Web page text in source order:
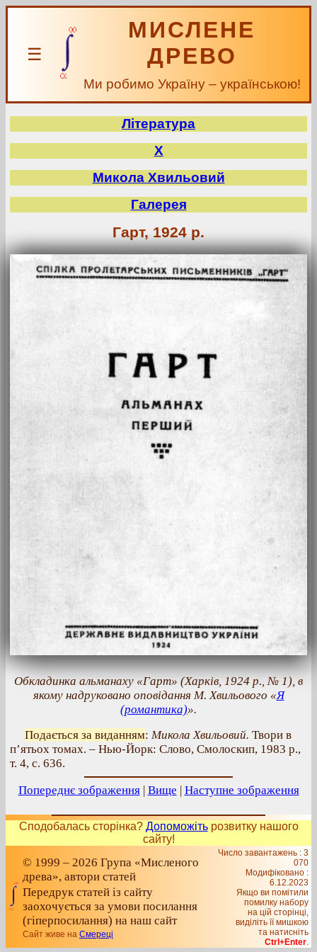
☰
МИСЛЕНЕ
ДРЕВО
Ми робимо Україну – українською!
Література
Х
Микола Хвильовий
Галерея
Гарт, 1924 р.
Обкладинка альманаху «Гарт» (Харків, 1924 р., № 1), в
якому надруковано оповідання М. Хвильового «Я
(романтика)».
Подається за виданням: Микола Хвильовий. Твори в
п’ятьох томах. – Нью-Йорк: Слово, Смолоскип, 1983 р.,
т. 4, с. 636.
Попереднє зображення| Вище | Наступне зображення
Сподобалась сторінка? Допоможітьрозвитку нашого
сайту!
© 1999 – 2026 Група «Мисленого
древа», автори статей
Передрук статей із сайту
заохочується за умови посилання
(гіперпосилання) на наш сайт
Сайт живе на Смереці
Число завантажень : 3
070
Модифіковано :
6.12.2023
Якщо ви помітили
помилку набору
на цiй сторiнцi,
видiлiть її мишкою
та натисніть
Ctrl+Enter.